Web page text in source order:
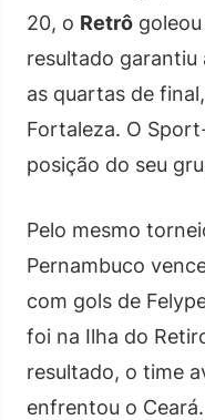
20, o Retrô
resultado garantiu
as quartas de
Fortaleza. O
posição do seu
Pelo mesmo
Pernambuco
com gols de
foi na Ilha do
resultado, o time
enfrentou o Ceará.